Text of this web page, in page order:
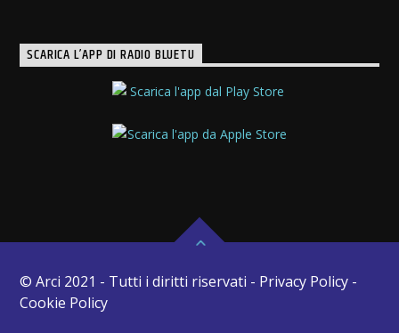
SCARICA L’APP DI RADIO BLUETU
© Arci 2021 - Tutti i diritti riservati - Privacy Policy -
Cookie Policy